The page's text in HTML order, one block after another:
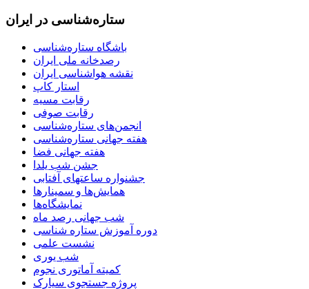
ستاره‌شناسی در ایران
باشگاه ستاره‌شناسی
رصدخانه ملی ایران
نقشه هواشناسی ایران
استار کاپ
رقابت مسیه
رقابت صوفی
انجمن‌های ستاره‌شناسی
هفته جهانی ستاره‌شناسی
هفته جهانی فضا
جشن شب یلدا
جشنواره ساعتهای آفتابی
همایش‌ها و سمینارها
نمایشگاه‌ها
شب جهانی رصد ماه
دوره آموزش ستاره شناسی
نشست علمی
شب یوری
کمیته آماتوری نجوم
پروژه جستجوی سیارک